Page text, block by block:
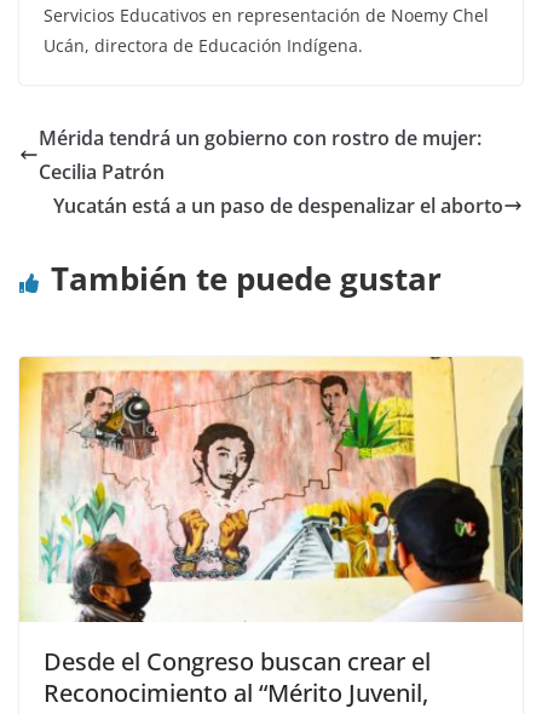
Servicios Educativos en representación de Noemy Chel
Ucán, directora de Educación Indígena.
Mérida tendrá un gobierno con rostro de mujer:
Cecilia Patrón
Yucatán está a un paso de despenalizar el aborto
También te puede gustar
Desde el Congreso buscan crear el
Reconocimiento al “Mérito Juvenil,